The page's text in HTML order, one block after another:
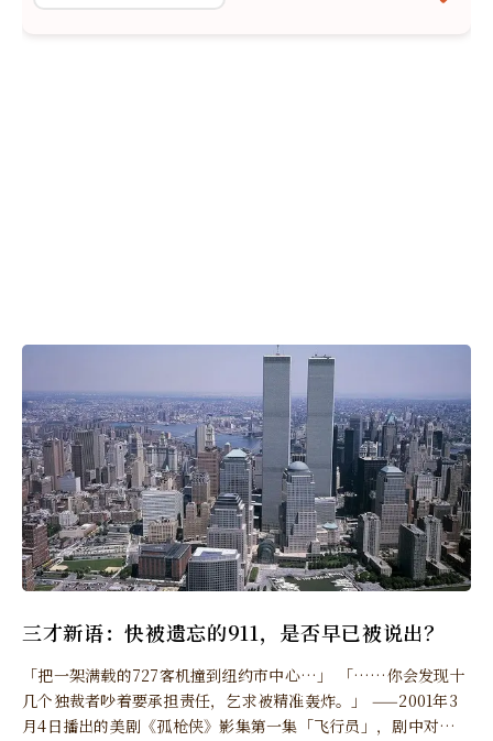
三才新语：快被遗忘的911，是否早已被说出？
「把一架满载的727客机撞到纽约市中心…」 「……你会发现十
几个独裁者吵着要承担责任，乞求被精准轰炸。」 ——2001年3
月4日播出的美剧《孤枪侠》影集第一集「飞行员」，剧中对话片